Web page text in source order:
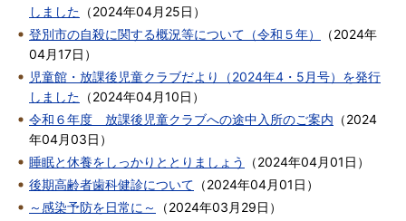
しました （2024年04月25日 ）
登別市の自殺に関する概況等について（令和５年）
（2024年
04月17日 ）
児童館・放課後児童クラブだより（2024年4・5月号）を発行
しました （2024年04月10日 ）
令和６年度 放課後児童クラブへの途中入所のご案内 （2024
年04月03日 ）
睡眠と休養をしっかりととりましょう
（2024年04月01日 ）
後期高齢者歯科健診について （2024年04月01日 ）
～感染予防を日常に～
（2024年03月29日 ）